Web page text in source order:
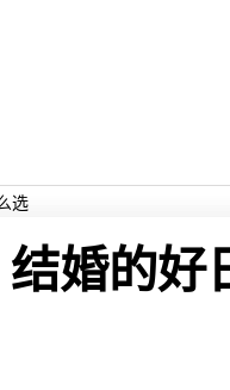
选
结婚的好